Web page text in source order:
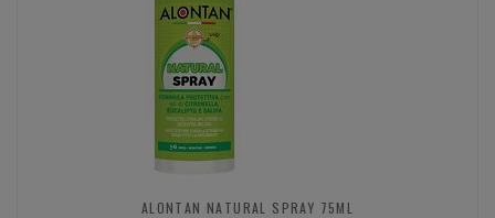
ALONTAN NATURAL SPRAY 75ML